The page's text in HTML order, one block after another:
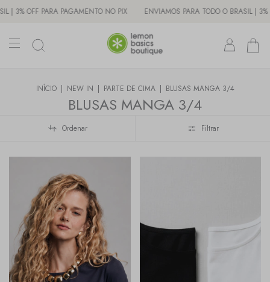
3% OFF PARA PAGAMENTO NO PIX ENVIAMOS PARA TODO O BRASIL | 3%
INÍCIO | NEW IN | PARTE DE CIMA | BLUSAS MANGA 3/4
BLUSAS MANGA 3/4
Ordenar Filtrar